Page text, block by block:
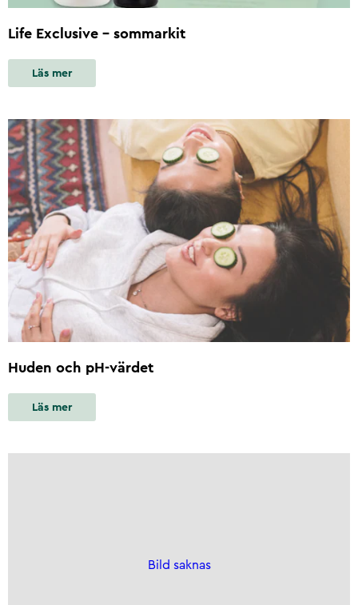
Life Exclusive - sommarkit
Läs mer
Huden och pH-värdet
Läs mer
Bild saknas